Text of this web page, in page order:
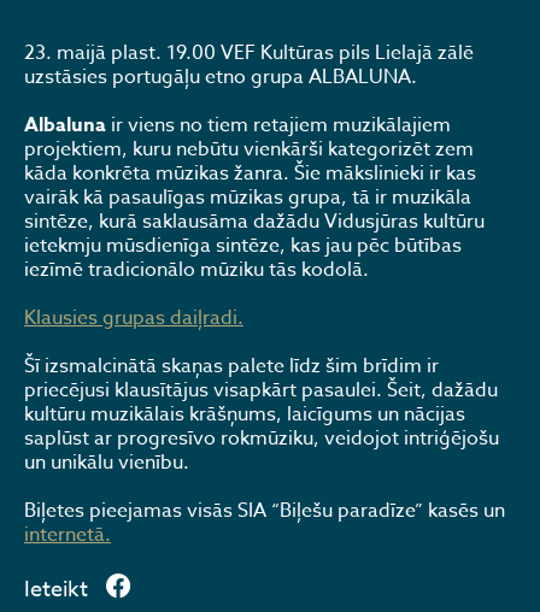
23. maijā plast. 19.00 VEF Kultūras pils Lielajā zālē
uzstāsies portugāļu etno grupa ALBALUNA.
Albaluna ir viens no tiem retajiem muzikālajiem
projektiem, kuru nebūtu vienkārši kategorizēt zem
kāda konkrēta mūzikas žanra. Šie mākslinieki ir kas
vairāk kā pasaulīgas mūzikas grupa, tā ir muzikāla
sintēze, kurā saklausāma dažādu Vidusjūras kultūru
ietekmju mūsdienīga sintēze, kas jau pēc būtības
iezīmē tradicionālo mūziku tās kodolā.
Klausies grupas daiļradi.
Šī izsmalcinātā skaņas palete līdz šim brīdim ir
priecējusi klausītājus visapkārt pasaulei. Šeit, dažādu
kultūru muzikālais krāšņums, laicīgums un nācijas
saplūst ar progresīvo rokmūziku, veidojot intriģējošu
un unikālu vienību.
Biļetes pieejamas visās SIA “Biļešu paradīze” kasēs un
internetā.
Ieteikt